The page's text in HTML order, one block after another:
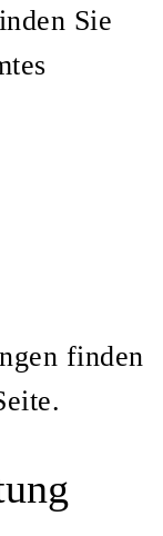
Sie
finden